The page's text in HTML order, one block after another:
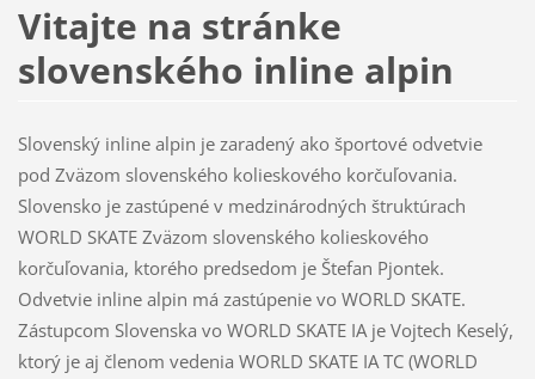
Vitajte na stránke
slovenského inline alpin
Slovenský inline alpin je zaradený ako športové odvetvie
pod Zväzom slovenského kolieskového korčuľovania.
Slovensko je zastúpené v medzinárodných štruktúrach
WORLD SKATE Zväzom slovenského kolieskového
korčuľovania, ktorého predsedom je Štefan Pjontek.
Odvetvie inline alpin má zastúpenie vo WORLD SKATE.
Zástupcom Slovenska vo WORLD SKATE IA je Vojtech Keselý,
ktorý je aj členom vedenia WORLD SKATE IA TC (WORLD